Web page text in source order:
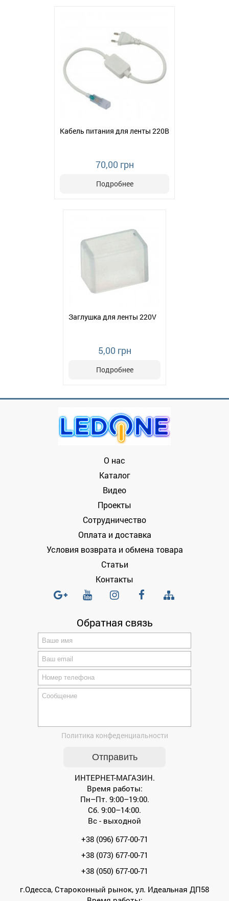
Кабель питания для ленты 220В
70,00 грн
Подробнее
Заглушка для ленты 220V
5,00 грн
Подробнее
О нас
Каталог
Видео
Проекты
Сотрудничество
Оплата и доставка
Условия возврата и обмена товара
Статьи
Контакты
Обратная связь
Политика конфеденциальности
ИНТЕРНЕТ-МАГАЗИН.
Время работы:
Пн–Пт. 9:00–19:00.
Сб. 9:00–14:00.
Вс - выходной
+38 (096) 677-00-71
+38 (073) 677-00-71
+38 (050) 677-00-71
г.Одесса, Староконный рынок, ул. Идеальная ДП58